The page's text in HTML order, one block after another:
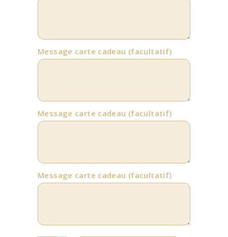
Message carte cadeau (facultatif)
Message carte cadeau (facultatif)
Message carte cadeau (facultatif)